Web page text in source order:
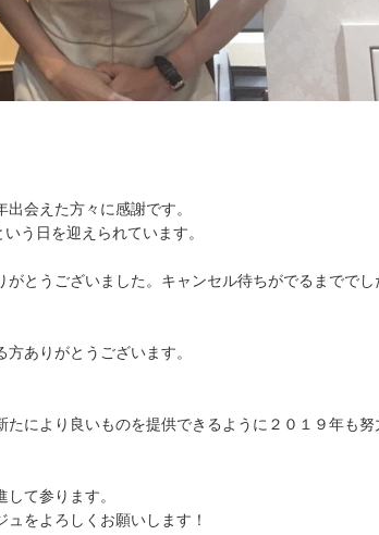
会えた方々に感謝です。
う日を迎えられています。
とうございました。キャンセル待ちがでるまででし
ありがとうございます。
により良いものを提供できるように２０１９年も努
て参ります。
をよろしくお願いします！